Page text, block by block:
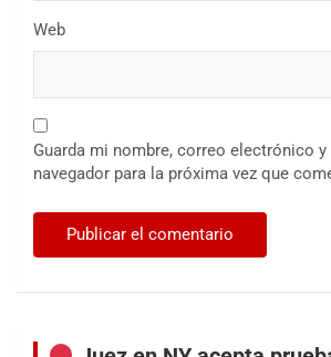
Web
Guarda mi nombre, correo electrónico y
navegador para la próxima vez que